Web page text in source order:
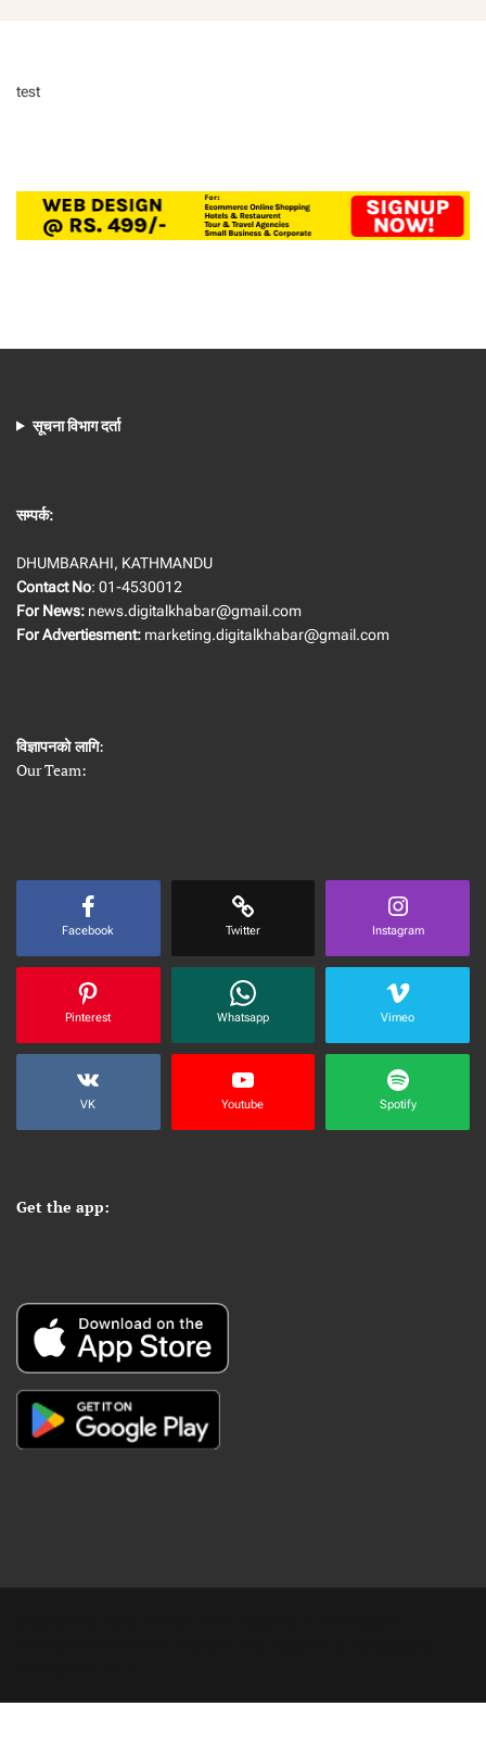
test
सूचना विभाग दर्ता
सम्पर्क:
DHUMBARAHI, KATHMANDU
Contact No: 01-4530012
For News: news.digitalkhabar@gmail.com
For Advertiesment: marketing.digitalkhabar@gmail.com
विज्ञापनको लागि:
Our Team:
Facebook Twitter Instagram
Pinterest Whatsapp Vimeo
VK Youtube Spotify
Get the app: